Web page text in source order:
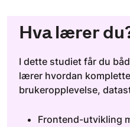
Hva lærer
I dette studiet får du
lærer hvordan
brukeropplevelse,
Frontend-utvikling